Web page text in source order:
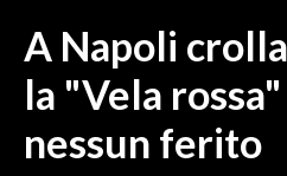
ITALIA
MONDO
A Napoli
la "Vela
nessun ferito